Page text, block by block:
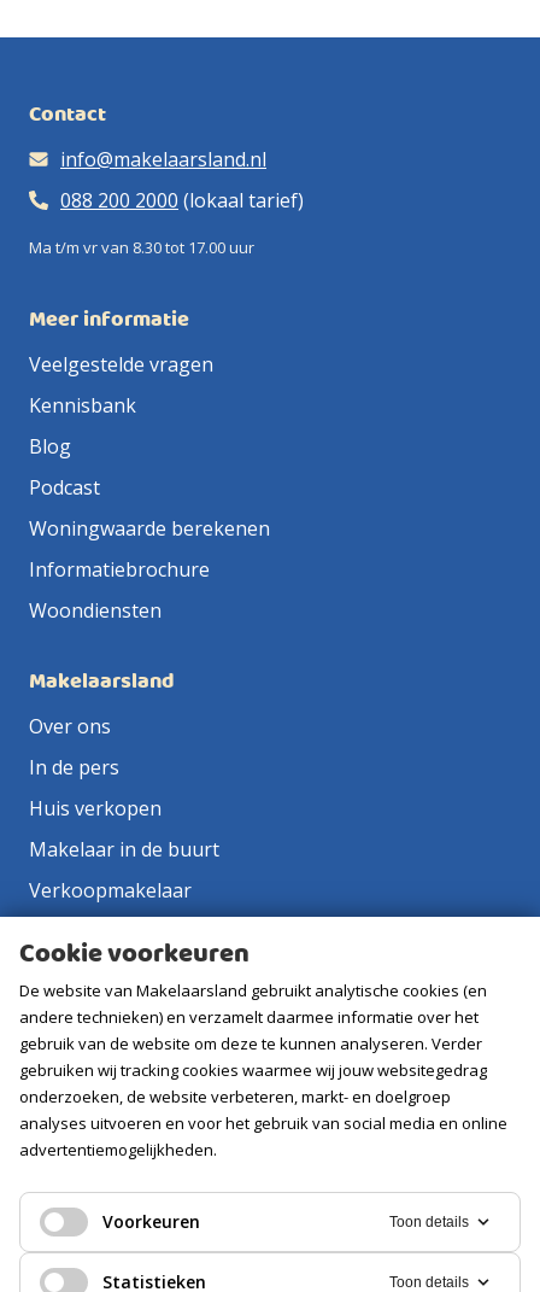
Contact
info@makelaarsland.nl
088 200 2000 (lokaal tarief)
Ma t/m vr van 8.30 tot 17.00 uur
Meer informatie
Veelgestelde vragen
Kennisbank
Blog
Podcast
Woningwaarde berekenen
Informatiebrochure
Woondiensten
Makelaarsland
Over ons
In de pers
Huis verkopen
Makelaar in de buurt
Verkoopmakelaar
Vacatures
Volg ons
Cookie voorkeuren
De website van Makelaarsland gebruikt analytische cookies (en
andere technieken) en verzamelt daarmee informatie over het
gebruik van de website om deze te kunnen analyseren. Verder
gebruiken wij tracking cookies waarmee wij jouw websitegedrag
onderzoeken, de website verbeteren, markt- en doelgroep
analyses uitvoeren en voor het gebruik van social media en online
advertentiemogelijkheden.
Voorkeuren Toon details
Statistieken Toon details